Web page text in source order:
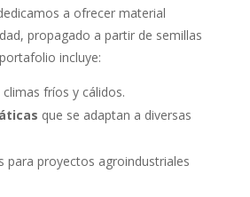
a ofrecer material
propagado a partir de semillas
incluye:
climas fríos y cálidos.
que se adaptan a diversas
para proyectos agroindustriales